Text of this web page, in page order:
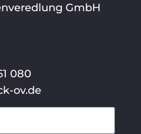
GmbH
080
ov.de